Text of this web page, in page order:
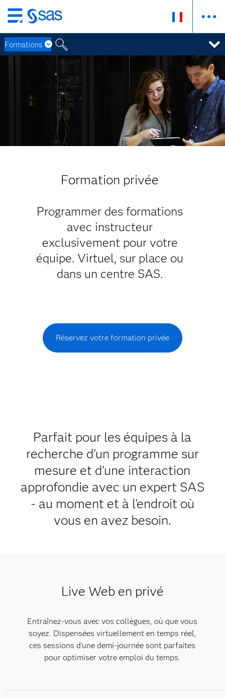
Passer
au
contenu
principal
Formations
Formation privée
Programmer des formations
avec instructeur
exclusivement pour votre
équipe. Virtuel, sur place ou
dans un centre SAS.
Réservez votre formation privée
Parfait pour les équipes à la
recherche d'un programme sur
mesure et d'une interaction
approfondie avec un expert SAS
- au moment et à l'endroit où
vous en avez besoin.
Live Web en privé
Entraînez-vous avec vos collègues, où que vous
soyez. Dispensées virtuellement en temps réel,
ces sessions d'une demi-journée sont parfaites
pour optimiser votre emploi du temps.